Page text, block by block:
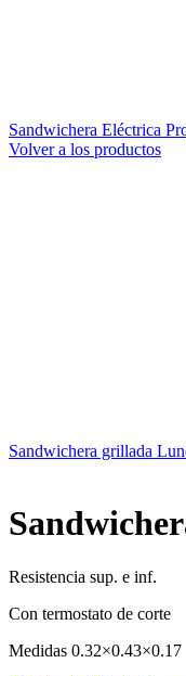
Sandwichera Eléctrica
Volver a los productos
Sandwichera grillada
Resistencia sup. e inf.
Con termostato de corte
Medidas 0.32×0.43×0.17